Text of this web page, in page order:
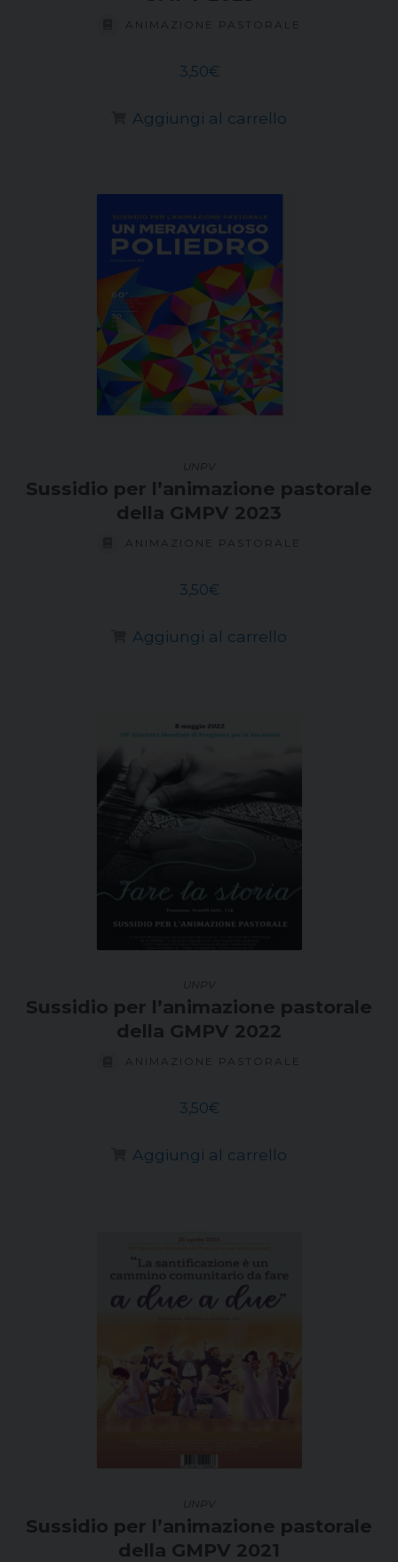
ANIMAZIONE PASTORALE
3,50€
Aggiungi al carrello
UNPV
Sussidio per l’animazione pastorale
della GMPV 2023
ANIMAZIONE PASTORALE
3,50€
Aggiungi al carrello
UNPV
Sussidio per l’animazione pastorale
della GMPV 2022
ANIMAZIONE PASTORALE
3,50€
Aggiungi al carrello
UNPV
Sussidio per l’animazione pastorale
della GMPV 2021